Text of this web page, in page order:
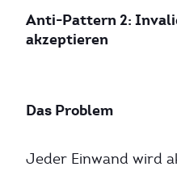
Anti-Pattern 2:
akzeptieren
Das Problem
Jeder Einwand wird